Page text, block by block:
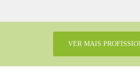
VER MAIS